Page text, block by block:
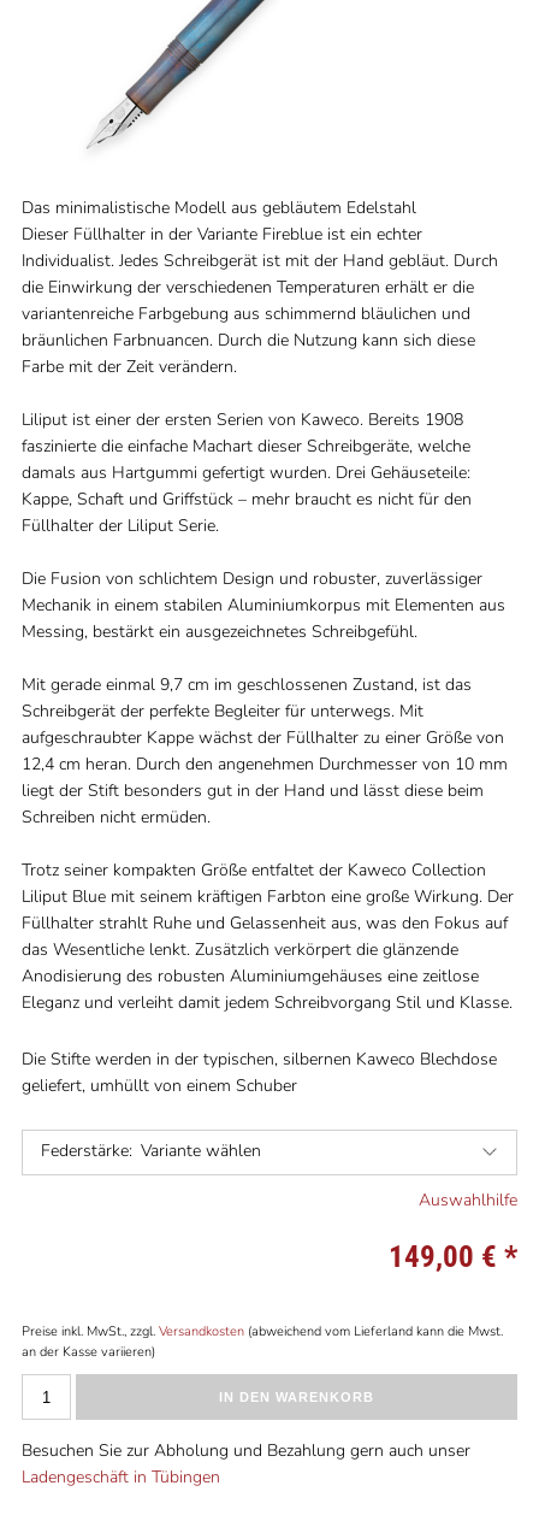
Das minimalistische Modell aus gebläutem Edelstahl
Dieser Füllhalter in der Variante Fireblue ist ein echter
Individualist. Jedes Schreibgerät ist mit der Hand gebläut. Durch
die Einwirkung der verschiedenen Temperaturen erhält er die
variantenreiche Farbgebung aus schimmernd bläulichen und
bräunlichen Farbnuancen. Durch die Nutzung kann sich diese
Farbe mit der Zeit verändern.
Liliput ist einer der ersten Serien von Kaweco. Bereits 1908
faszinierte die einfache Machart dieser Schreibgeräte, welche
damals aus Hartgummi gefertigt wurden. Drei Gehäuseteile:
Kappe, Schaft und Griffstück ­– mehr braucht es nicht für den
Füllhalter der Liliput Serie.
Die Fusion von schlichtem Design und robuster, zuverlässiger
Mechanik in einem stabilen Aluminiumkorpus mit Elementen aus
Messing, bestärkt ein ausgezeichnetes Schreibgefühl.
Mit gerade einmal 9,7 cm im geschlossenen Zustand, ist das
Schreibgerät der perfekte Begleiter für unterwegs. Mit
aufgeschraubter Kappe wächst der Füllhalter zu einer Größe von
12,4 cm heran. Durch den angenehmen Durchmesser von 10 mm
liegt der Stift besonders gut in der Hand und lässt diese beim
Schreiben nicht ermüden.
Trotz seiner kompakten Größe entfaltet der Kaweco Collection
Liliput Blue mit seinem kräftigen Farbton eine große Wirkung. Der
Füllhalter strahlt Ruhe und Gelassenheit aus, was den Fokus auf
das Wesentliche lenkt. Zusätzlich verkörpert die glänzende
Anodisierung des robusten Aluminiumgehäuses eine zeitlose
Eleganz und verleiht damit jedem Schreibvorgang Stil und Klasse.
Die Stifte werden in der typischen, silbernen Kaweco Blechdose
geliefert, umhüllt von einem Schuber
Federstärke: Variante wählen
Auswahlhilfe
149,00 € *
Preise inkl. MwSt., zzgl. Versandkosten(abweichend vom Lieferland kann die Mwst.
an der Kasse variieren)
IN DEN WARENKORB
Besuchen Sie zur Abholung und Bezahlung gern auch unser
Ladengeschäft in Tübingen